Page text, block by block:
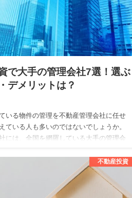
で大手の管理会社7選！選ぶ
デメリットは？
いる物件の管理を不動産管理会社に任せ
ている人も多いのではないでしょうか。
には、全国を網羅している大手の管理会
不動産投資